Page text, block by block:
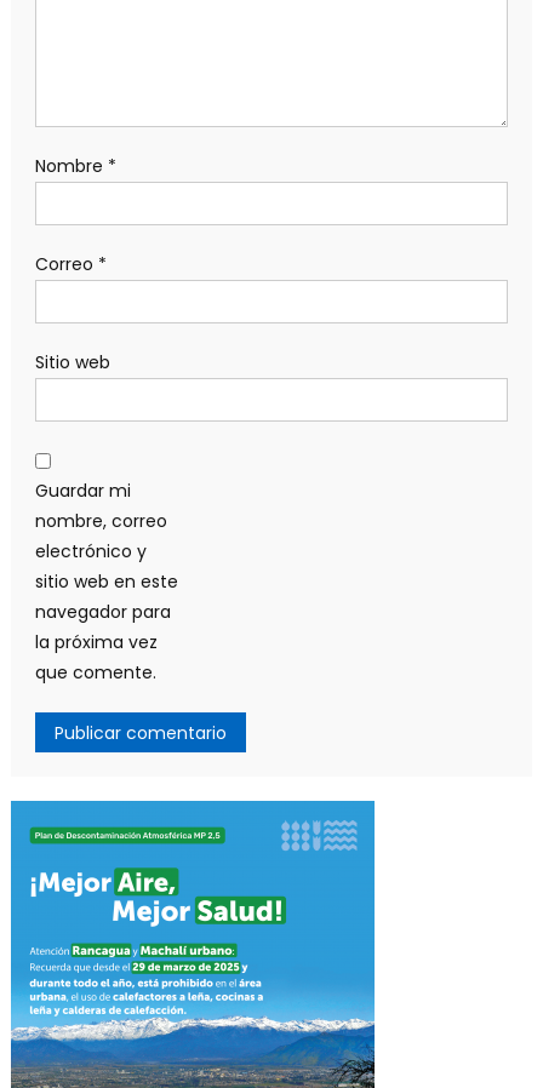
Nombre *
Correo *
Sitio web
Guardar mi
nombre, correo
electrónico y
sitio web en este
navegador para
la próxima vez
que comente.